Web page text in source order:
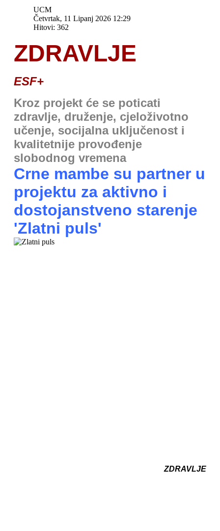
UCM
Četvrtak, 11 Lipanj 2026 12:29
Hitovi: 362
ZDRAVLJE
ESF+
Kroz projekt će se poticati
zdravlje, druženje, cjeloživotno
učenje, socijalna uključenost i
kvalitetnije provođenje
slobodnog vremena
Crne mambe su partner u
projektu za aktivno i
dostojanstveno starenje
'Zlatni puls'
ZDRAVLJE